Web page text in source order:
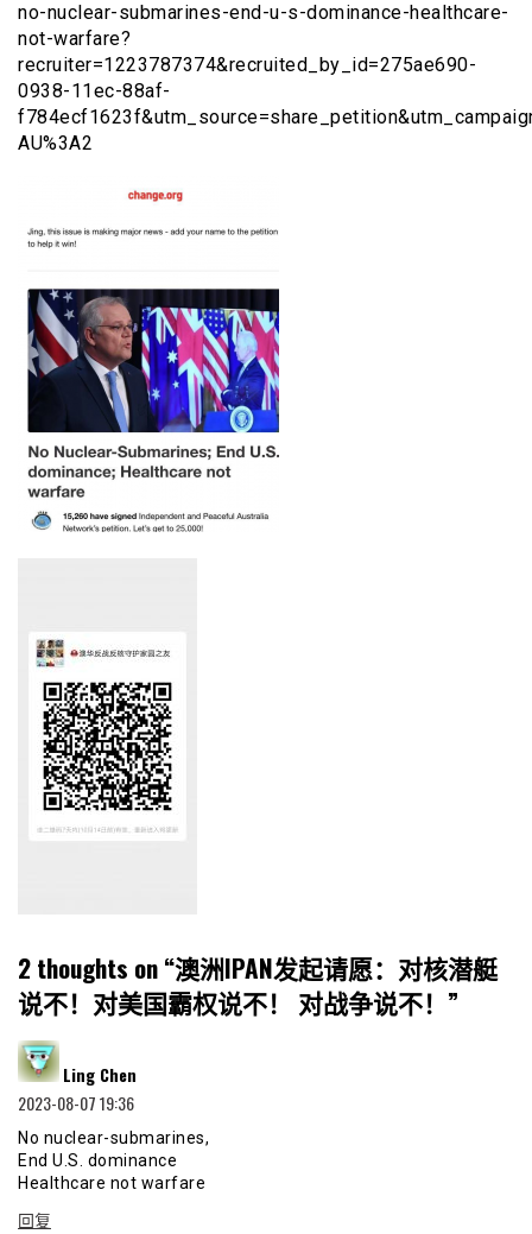
no-nuclear-submarines-end-u-s-dominance-healthcare-
not-warfare?
recruiter=1223787374&recruited_by_id=275ae690-
0938-11ec-88af-
AU%3A2
2 thoughts on “澳洲IPAN发起请愿：对核潜艇
说不！对美国霸权说不！ 对战争说不！ ”
Ling Chen
2023-08-07 19:36
No nuclear-submarines,
End U.S. dominance
Healthcare not warfare
回复